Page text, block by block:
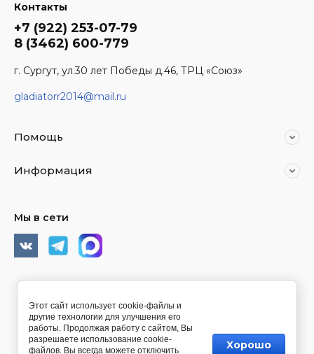
Контакты
+7 (922) 253-07-79
8 (3462) 600-779
г. Сургут, ул.30 лет Победы д.46, ТРЦ «Союз»
gladiatorr2014@mail.ru
Помощь
Информация
Мы в сети
Этот сайт использует cookie-файлы и
другие технологии для улучшения его
работы. Продолжая работу с сайтом, Вы
разрешаете использование cookie-
файлов. Вы всегда можете отключить
Хорошо